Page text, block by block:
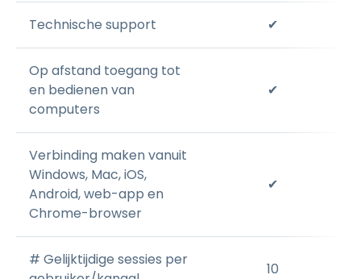
Technische support ✔
Op afstand toegang tot
en bedienen van
computers
✔
Verbinding maken vanuit
Windows, Mac, iOS,
Android, web-app en
Chrome-browser
✔
# Gelijktijdige sessies per
10